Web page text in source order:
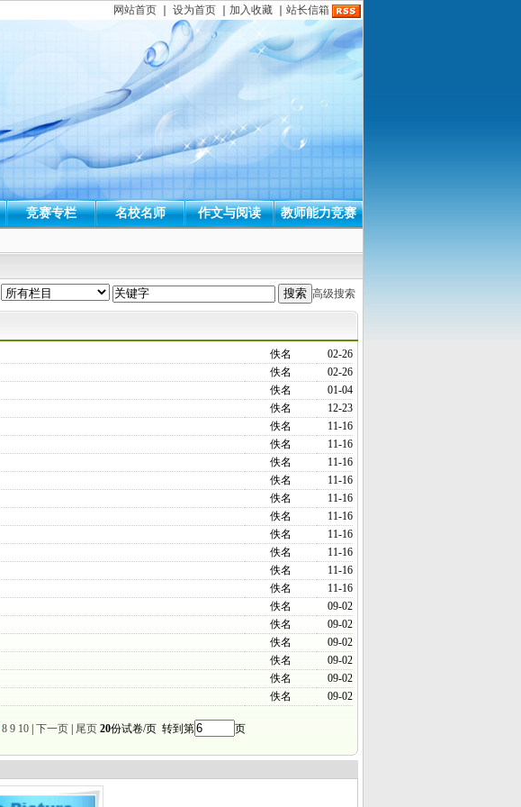
网站首页 设为首页 加入收藏 站长信箱
竞赛专栏 名校名师 作文与阅读 教师能力竞赛
高级搜索
佚名
02-26
佚名
02-26
佚名
01-04
佚名
12-23
佚名
11-16
佚名
11-16
佚名
11-16
佚名
11-16
佚名
11-16
佚名
11-16
佚名
11-16
佚名
11-16
佚名
11-16
佚名
11-16
佚名
09-02
佚名
09-02
佚名
09-02
佚名
09-02
佚名
09-02
佚名 09-02
8 9 10| 下一页| 尾页 20份试卷/页 转到第 页